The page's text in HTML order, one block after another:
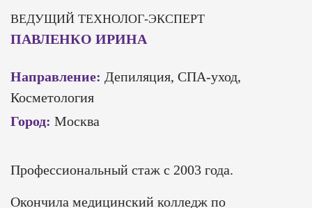
ВЕДУЩИЙ ТЕХНОЛОГ-ЭКСПЕРТ
ПАВЛЕНКО ИРИНА
Направление: Депиляция, СПА-уход,
Косметология
Город: Москва
Профессиональный стаж с 2003 года.
Окончила медицинский колледж по